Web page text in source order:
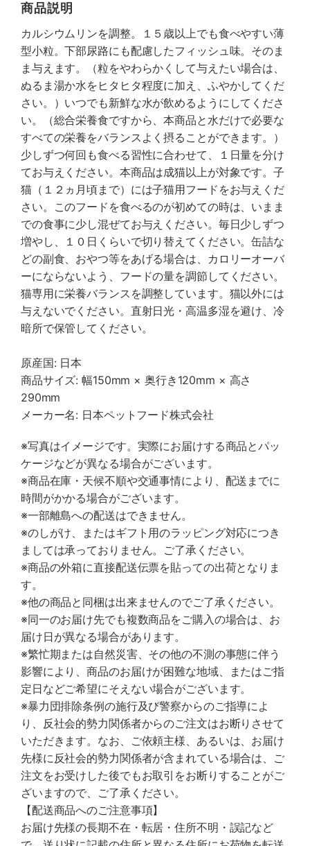
商品説明
カルシウムリンを調整。１５歳以上でも食べやすい薄
型小粒。下部尿路にも配慮したフィッシュ味。そのま
ま与えます。（粒をやわらかくして与えたい場合は、
ぬるま湯か水をヒタヒタ程度に加え、ふやかしてくだ
さい。）いつでも新鮮な水が飲めるようにしてくださ
い。（総合栄養食ですから、本商品と水だけで必要な
すべての栄養をバランスよく摂ることができます。）
少しずつ何回も食べる習性に合わせて、１日量を分け
てお与えください。本商品は成猫以上が対象です。子
猫（１２ヵ月頃まで）には子猫用フードをお与えくだ
さい。このフードを食べるのが初めての時は、いまま
での食事に少し混ぜてお与えください。毎日少しずつ
増やし、１０日くらいで切り替えてください。缶詰な
どの副食、おやつ等をあげる場合は、カロリーオーバ
ーにならないよう、フードの量を調節してください。
猫専用に栄養バランスを調整しています。猫以外には
与えないでください。直射日光・高温多湿を避け、冷
暗所で保管してください。
原産国: 日本
商品サイズ: 幅150mm × 奥行き120mm × 高さ
290mm
メーカー名: 日本ペットフード株式会社
※写真はイメージです。実際にお届けする商品とパッ
ケージなどが異なる場合がございます。
※商品在庫・天候不順や交通事情により、配送までに
時間がかかる場合がございます。
※一部離島への配送はできません。
※のしがけ、またはギフト用のラッピング対応につき
ましては承っておりません。ご了承ください。
※商品の外箱に直接配送伝票を貼っての出荷となりま
す。
※他の商品と同梱は出来ませんのでご了承ください。
※同一のお届け先でも複数商品をご購入の場合は、お
届け日が異なる場合があります。
※繁忙期または自然災害、その他の不測の事態に伴う
影響により、商品のお届けが困難な地域、またはご指
定日などご希望にそえない場合がございます。
※暴力団排除条例の施行及び警察からのご指導によ
り、反社会的勢力関係者からのご注文はお断りさせて
いただきます。なお、ご依頼主様、あるいは、お届け
先様に反社会的勢力関係者が含まれている場合は、ご
注文をお受けした後でもお取引をお断りすることがご
ざいますので、ご了承ください。
【配送商品へのご注意事項】
お届け先様の長期不在・転居・住所不明・誤記など